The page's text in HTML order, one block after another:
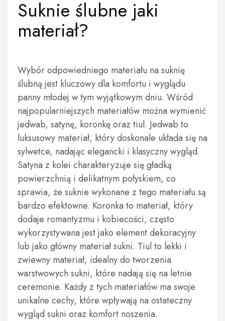
Suknie ślubne jaki
materiał?
Wybór odpowiedniego materiału na suknię
ślubną jest kluczowy dla komfortu i wyglądu
panny młodej w tym wyjątkowym dniu. Wśród
najpopularniejszych materiałów można wymienić
jedwab, satynę, koronkę oraz tiul. Jedwab to
luksusowy materiał, który doskonale układa się na
sylwetce, nadając elegancki i klasyczny wygląd.
Satyna z kolei charakteryzuje się gładką
powierzchnią i delikatnym połyskiem, co
sprawia, że suknie wykonane z tego materiału są
bardzo efektowne. Koronka to materiał, który
dodaje romantyzmu i kobiecości, często
wykorzystywana jest jako element dekoracyjny
lub jako główny materiał sukni. Tiul to lekki i
zwiewny materiał, idealny do tworzenia
warstwowych sukni, które nadają się na letnie
ceremonie. Każdy z tych materiałów ma swoje
unikalne cechy, które wpływają na ostateczny
wygląd sukni oraz komfort noszenia.